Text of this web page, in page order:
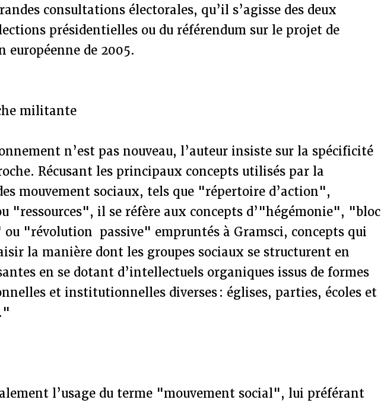
consultations électorales, qu’il s’agisse des deux
présidentielles ou du référendum sur le projet de
européenne de 2005.
militante
n’est pas nouveau, l’auteur insiste sur la spécificité
Récusant les principaux concepts utilisés par la
mouvement sociaux, tels que "répertoire d’action",
"ressources", il se réfère aux concepts d’"hégémonie", "bloc
"révolution passive" empruntés à Gramsci, concepts qui
la manière dont les groupes sociaux se structurent en
en se dotant d’intellectuels organiques issus de formes
et institutionnelles diverses : églises, parties, écoles et
l’usage du terme "mouvement social", lui préférant